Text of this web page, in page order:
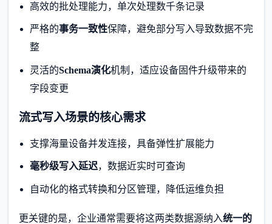
高效的批处理能力，单次处理数千条记录
严格的事务一致性保障，避免部分写入导致数据不完
整
灵活的Schema演化机制，适应设备固件升级带来的
字段变更
流式写入场景的核心需求
支撑海量设备并发连接，具备弹性扩展能力
毫秒级写入延迟，数据近实时可查询
自动化的格式转换和分区管理，降低运维负担
更关键的是，企业通常需要将这两类数据源纳入统一的